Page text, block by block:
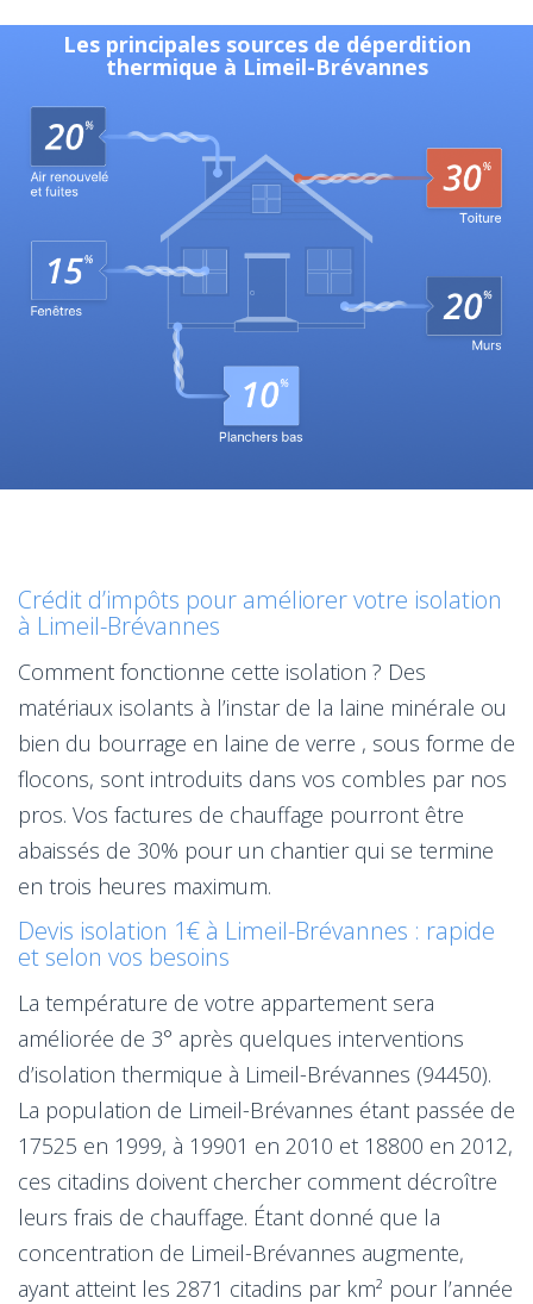
Les principales sources de déperdition
thermique à Limeil-Brévannes
Crédit d’impôts pour améliorer votre isolation
à Limeil-Brévannes
Comment fonctionne cette isolation ? Des
matériaux isolants à l’instar de la laine minérale ou
bien du bourrage en laine de verre , sous forme de
flocons, sont introduits dans vos combles par nos
pros. Vos factures de chauffage pourront être
abaissés de 30% pour un chantier qui se termine
en trois heures maximum.
Devis isolation 1€ à Limeil-Brévannes : rapide
et selon vos besoins
La température de votre appartement sera
améliorée de 3° après quelques interventions
d’isolation thermique à Limeil-Brévannes (94450).
La population de Limeil-Brévannes étant passée de
17525 en 1999, à 19901 en 2010 et 18800 en 2012,
ces citadins doivent chercher comment décroître
leurs frais de chauffage. Étant donné que la
concentration de Limeil-Brévannes augmente,
ayant atteint les 2871 citadins par km² pour l’année